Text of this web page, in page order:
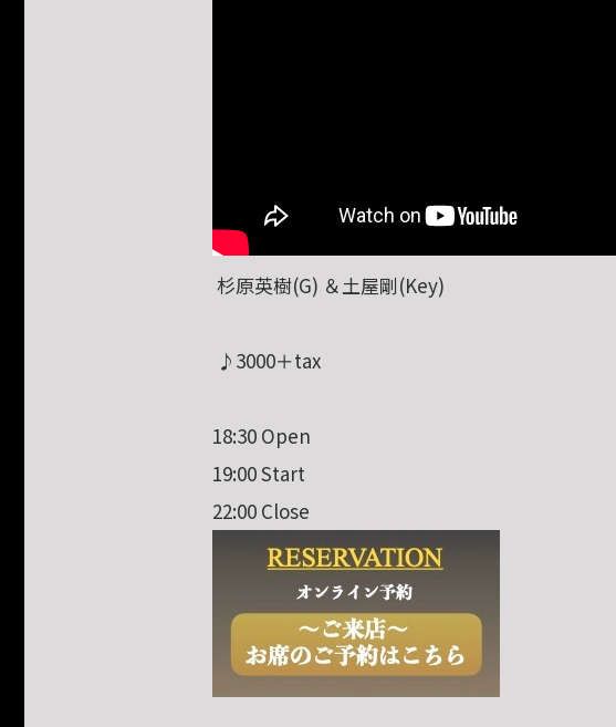
杉原英樹(G) ＆土屋剛(Key)
♪3000＋tax
18:30 Open
19:00 Start
22:00 Close